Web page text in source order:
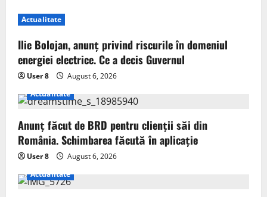
Actualitate
Ilie Bolojan, anunț privind riscurile în domeniul
energiei electrice. Ce a decis Guvernul
User 8
August 6, 2026
Actualitate
Anunț făcut de BRD pentru clienții săi din
România. Schimbarea făcută în aplicație
User 8
August 6, 2026
Actualitate